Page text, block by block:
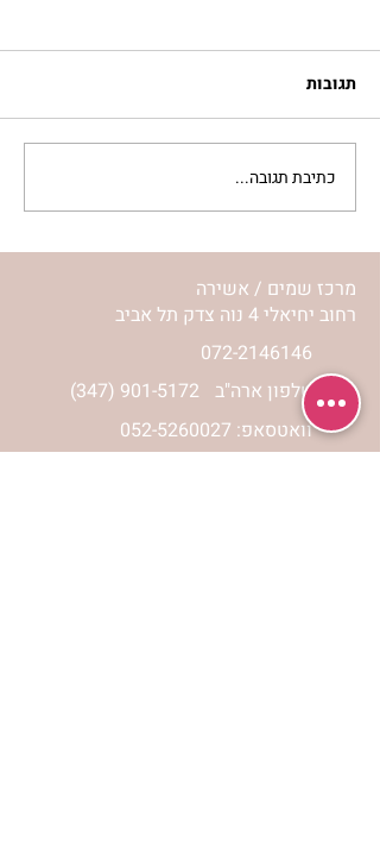
סלט מצליבים | ג’סיקה
הלפרין
תגובות
כתיבת תגובה...
מרכז שמים / אשירה
רחוב יחיאלי 4 נוה צדק תל אביב
072-2146146
(347) 901-5172 טלפון ארה"ב
וואטסאפ: 052-5260027